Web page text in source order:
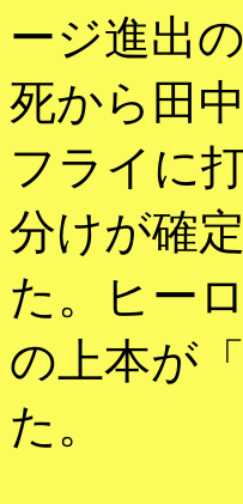
ージ進出
死から田
フライに
分けが確
た。ヒー
の上本が
た。